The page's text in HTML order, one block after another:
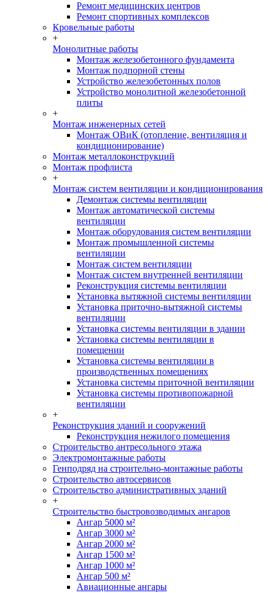
Ремонт медицинских центров
Ремонт спортивных комплексов
Кровельные работы
+
Монолитные работы
Монтаж железобетонного фундамента
Монтаж подпорной стены
Устройство железобетонных полов
Устройство монолитной железобетонной
плиты
+
Монтаж инженерных сетей
Монтаж ОВиК (отопление, вентиляция и
кондиционирование)
Монтаж металлоконструкций
Монтаж профлиста
+
Монтаж систем вентиляции и кондиционирования
Демонтаж системы вентиляции
Монтаж автоматической системы
вентиляции
Монтаж оборудования систем вентиляции
Монтаж промышленной системы
вентиляции
Монтаж систем вентиляции
Монтаж систем внутренней вентиляции
Реконструкция системы вентиляции
Установка вытяжной системы вентиляции
Установка приточно-вытяжной системы
вентиляции
Установка системы вентиляции в здании
Установка системы вентиляции в
помещении
Установка системы вентиляции в
производственных помещениях
Установка системы приточной вентиляции
Установка системы противопожарной
вентиляции
+
Реконструкция зданий и сооружений
Реконструкция нежилого помещения
Строительство антресольного этажа
Электромонтажные работы
Генподряд на строительно-монтажные работы
Строительство автосервисов
Строительство административных зданий
+
Строительство быстровозводимых ангаров
Ангар 5000 м²
Ангар 3000 м²
Ангар 2000 м²
Ангар 1500 м²
Ангар 1000 м²
Ангар 500 м²
Авиационные ангары